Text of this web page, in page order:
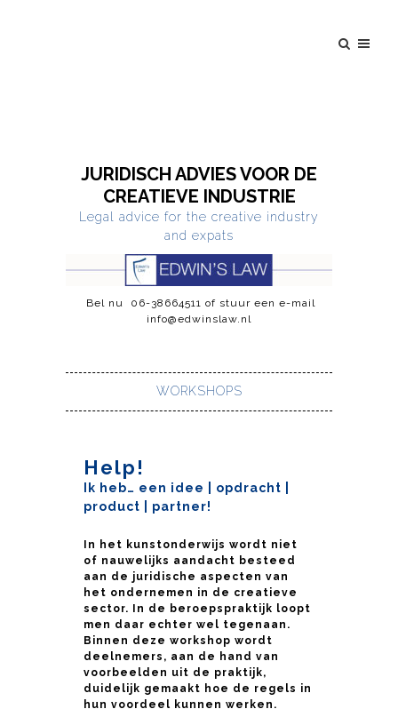
JURIDISCH ADVIES VOOR DE
CREATIEVE INDUSTRIE
Legal advice for the creative industry
and expats
Bel nu 06-38664511 of stuur een e-mail
info@edwinslaw.nl
WORKSHOPS
Help!
Ik heb… een idee opdracht
product
partner!
In het kunstonderwijs wordt niet
of nauwelijks aandacht besteed
aan de juridische aspecten van
het ondernemen in de creatieve
sector. In de beroepspraktijk loopt
men daar echter wel tegenaan.
Binnen deze workshop wordt
deelnemers, aan de hand van
voorbeelden uit de praktijk,
duidelijk gemaakt hoe de regels in
hun voordeel kunnen werken.